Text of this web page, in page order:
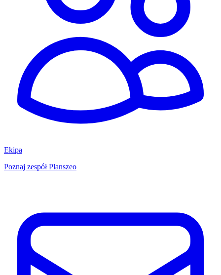
Ekipa
Poznaj zespół Planszeo